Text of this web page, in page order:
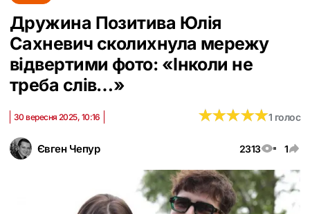
Дружина Позитива Юлія
Сахневич сколихнула мережу
відвертими фото: «Інколи не
треба слів…‎»
Євген Чепур 2313 1
30 вересня 2025, 10:16 ★★★★★
★★★★★1 голос